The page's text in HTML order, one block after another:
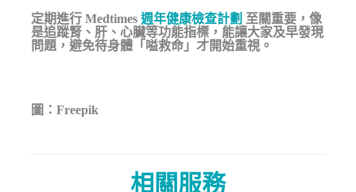
定期進行 Medtimes週年健康檢查計劃 至關重要，像
是追蹤腎、肝、心臟等功能指標，能讓大家及早發現
問題，避免待身體「嗌救命」才開始重視。
圖：Freepik
相關服務